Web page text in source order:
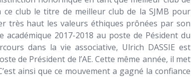
club le titre de meilleur club de la SJMB pour
très haut les valeurs éthiques prônées par son
académique 2017-2018 au poste de Pésident du
dans la vie associative, Ulrich DASSIE est
de Président de l’AE. Cette même année, il met
ainsi que ce mouvement a gagné la confiance